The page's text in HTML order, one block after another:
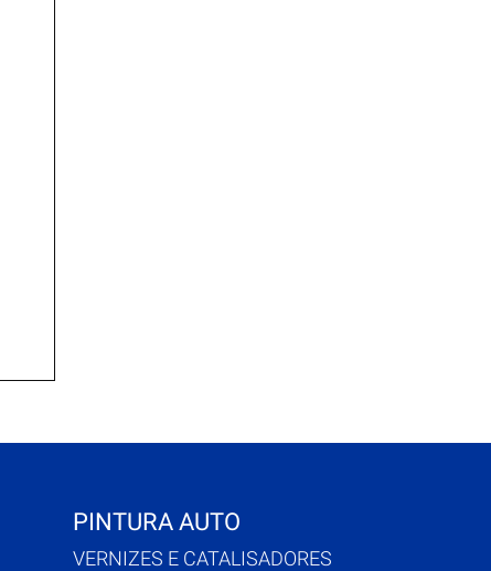
PINTURA AUTO
VERNIZES E CATALISADORES